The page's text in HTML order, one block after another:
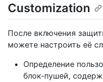
Customization
После включения
можете настроить её
Определение
блок-пушей,